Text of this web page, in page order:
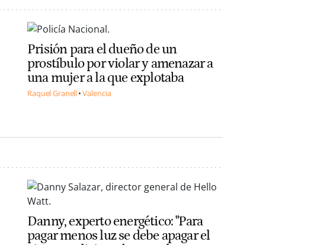
Prisión para el dueño de un
prostíbulo por violar y amenazar a
una mujer a la que explotaba
Raquel Granell Valencia
Danny, experto energético: "Para
pagar menos luz se debe apagar el